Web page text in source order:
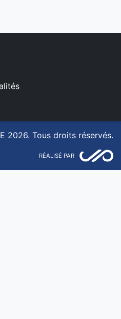
2026. Tous droits réservés.
RÉALISÉ PAR